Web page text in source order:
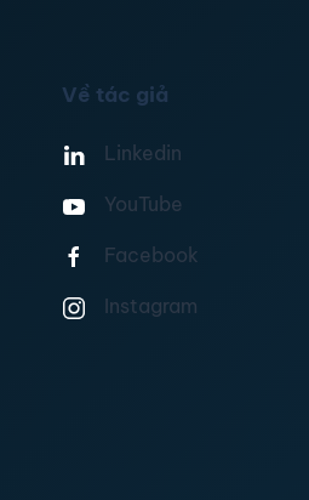
Về tác giả
Linkedin
YouTube
Facebook
Instagram